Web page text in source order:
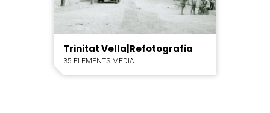
Trinitat Vella|Refotografia
35 ELEMENTS MÈDIA